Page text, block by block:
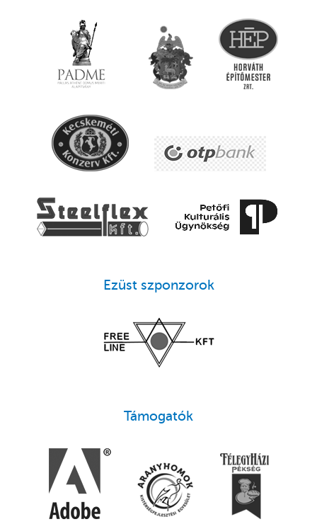
Ezüst szponzorok
Támogatók